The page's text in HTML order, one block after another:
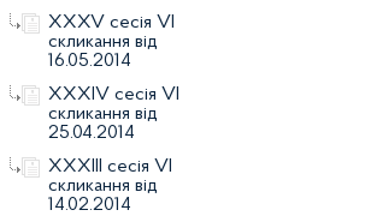
XXXV сесія VI
скликання від
16.05.2014
XXXІV сесія VI
скликання від
25.04.2014
XXXIIІ сесія VI
скликання від
14.02.2014